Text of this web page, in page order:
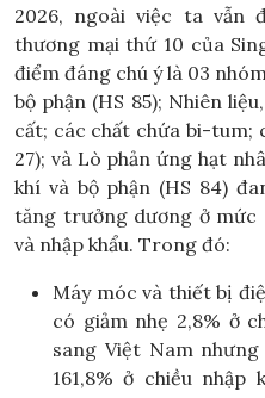
2026, ngoài việc ta
thương mại thứ 10 của
điểm đáng chú ý là 03
bộ phận (HS 85); Nhiên
cất; các chất chứa bi-tum;
27); và Lò phản ứng hạt
khí và bộ phận (HS 84)
tăng trưởng dương ở mức
và nhập khẩu. Trong đó:
Máy móc và thiết bị
có giảm nhẹ 2,8% ở
sang Việt Nam
161,8% ở chiều nhập